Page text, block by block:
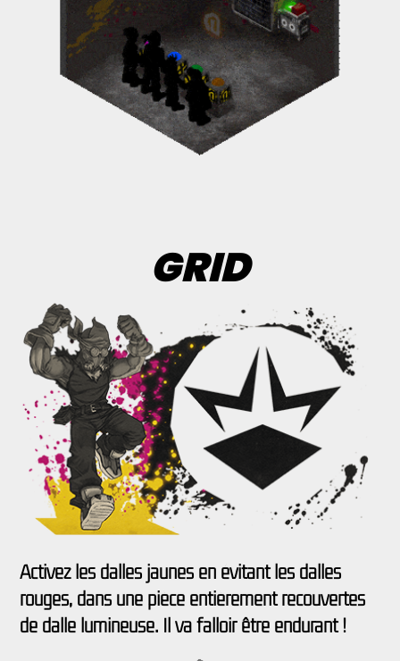
GRID
Activez les dalles jaunes en évitant les dalles
rouges, dans une pièce entièrement recouvertes
de dalle lumineuse. Il va falloir être endurant !